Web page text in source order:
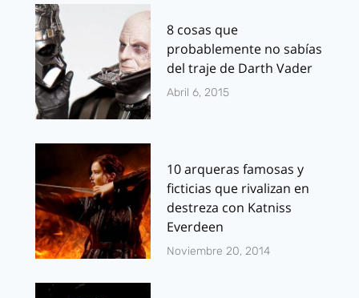
8 cosas que
probablemente no sabías
del traje de Darth Vader
Abril 6, 2015
10 arqueras famosas y
ficticias que rivalizan en
destreza con Katniss
Everdeen
Noviembre 20, 2014